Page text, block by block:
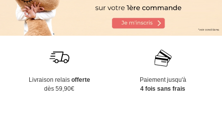
Livraison relais offerte
dès 59,90€
Paiement jusqu'à
4 fois sans frais